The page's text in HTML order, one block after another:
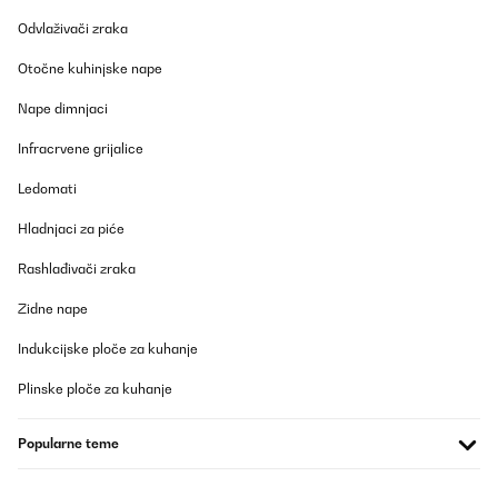
Odvlaživači zraka
Otočne kuhinjske nape
Nape dimnjaci
Infracrvene grijalice
Ledomati
Hladnjaci za piće
Rashlađivači zraka
Zidne nape
Indukcijske ploče za kuhanje
Plinske ploče za kuhanje
Popularne teme